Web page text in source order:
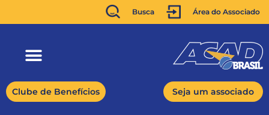
Busca Área do Associado
Clube de Benefícios Seja um associado